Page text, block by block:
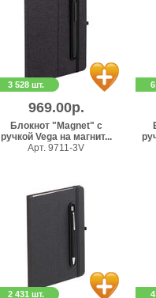
3 528 шт.
969.00р.
Блокнот "Magnet" с
ручкой Vega на магнит...
Арт. 9711-3V
2 431 шт.